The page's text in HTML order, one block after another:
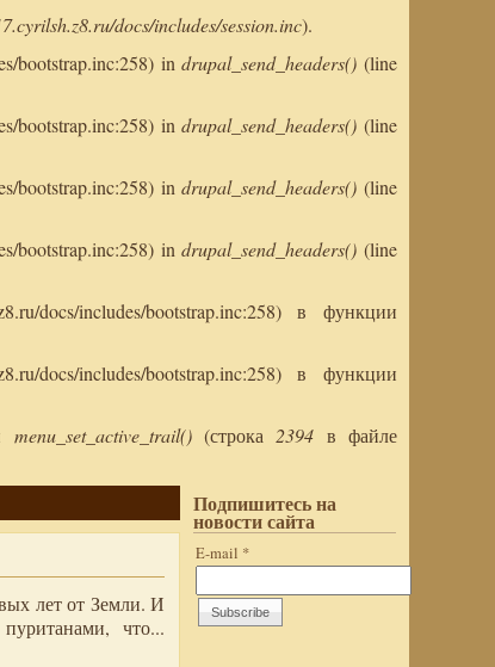
docs/includes/session.inc).
bootstrap.inc:258) indrupal_send_headers() (line
bootstrap.inc:258) indrupal_send_headers() (line
bootstrap.inc:258) indrupal_send_headers() (line
bootstrap.inc:258) indrupal_send_headers() (line
docs/includes/bootstrap.inc:258) в функции
docs/includes/bootstrap.inc:258) в функции
menu_set_active_trail()(строка 2394 в файле
лет от Земли. И
что...
Подпишитесь на
новости сайта
E-mail *